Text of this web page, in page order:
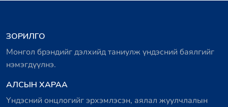
ЗОРИЛГО
Монгол брэндийг дэлхийд таниулж үндэсний баялгийг
нэмэгдүүлнэ.
АЛСЫН ХАРАА
Үндэсний онцлогийг эрхэмлэсэн, аялал жуулчлалын